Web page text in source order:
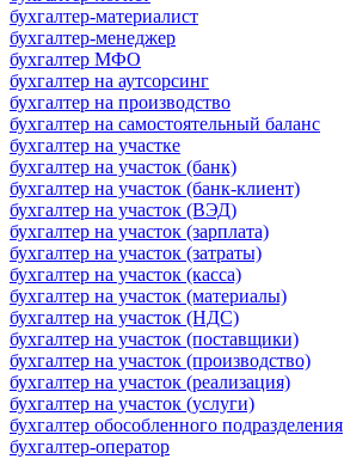
бухгалтер-материалист
бухгалтер-менеджер
бухгалтер МФО
бухгалтер на аутсорсинг
бухгалтер на производство
бухгалтер на самостоятельный баланс
бухгалтер на участке
бухгалтер на участок (банк)
бухгалтер на участок (банк-клиент)
бухгалтер на участок (ВЭД)
бухгалтер на участок (зарплата)
бухгалтер на участок (затраты)
бухгалтер на участок (касса)
бухгалтер на участок (материалы)
бухгалтер на участок (НДС)
бухгалтер на участок (поставщики)
бухгалтер на участок (производство)
бухгалтер на участок (реализация)
бухгалтер на участок (услуги)
бухгалтер обособленного подразделения
бухгалтер-оператор